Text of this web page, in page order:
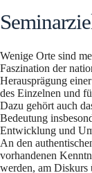
Wenige Orte sind
Faszination der
Herausprägung
des Einzelnen und
Dazu gehört auch
Bedeutung
Entwicklung und
An den
vorhandenen
werden, am Diskurs